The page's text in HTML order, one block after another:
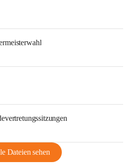
Dateien sehen